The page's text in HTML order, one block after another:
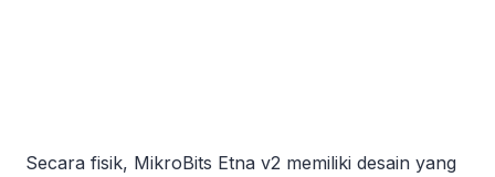
Secara fisik, MikroBits Etna v2 memiliki desain yang